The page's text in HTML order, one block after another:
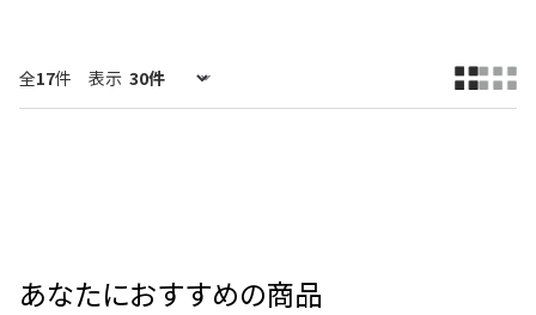
全17件 表示
あなたにおすすめの商品